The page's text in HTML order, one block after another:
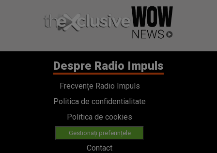
Despre Radio Impuls
Frecvențe Radio Impuls
Politica de confidentialitate
Politica de cookies
Gestionați preferințele
Contact